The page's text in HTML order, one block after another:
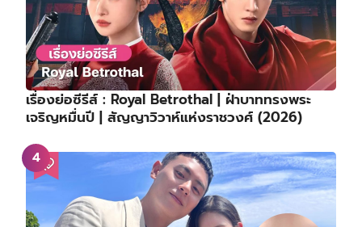
เรื่องย่อซีรีส์ : Royal Betrothal | ฝ่าบาททรงพระ
เจริญหมื่นปี | สัญญาวิวาห์แห่งราชวงศ์ (2026)